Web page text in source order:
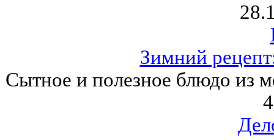
Зимний
Сытное и полезное блюдо из